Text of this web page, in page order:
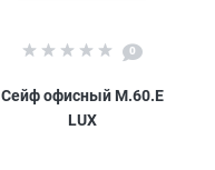
0
Сейф офисный M.60.Е
LUX